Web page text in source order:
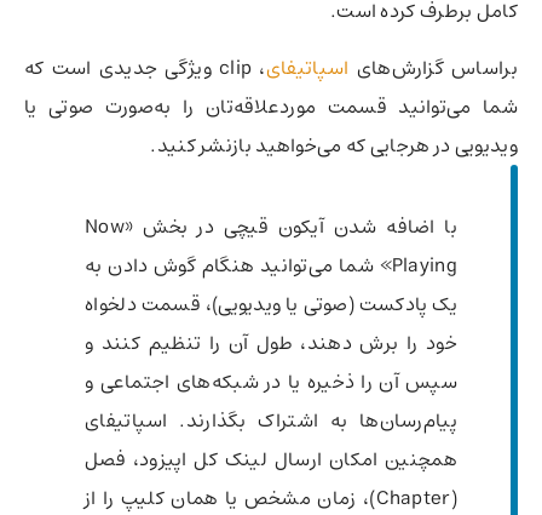
کامل برطرف کرده است.
براساس گزارش‌های اسپاتیفای
، clip ویژگی جدیدی است که
شما می‌توانید قسمت موردعلاقه‌تان را به‌صورت صوتی یا
ویدیویی در هرجایی که می‌خواهید بازنشر کنید.
با اضافه شدن آیکون قیچی در بخش «Now
Playing» شما می‌توانید هنگام گوش دادن به
یک پادکست (صوتی یا ویدیویی)، قسمت دلخواه
خود را برش دهند، طول آن را تنظیم کنند و
سپس آن را ذخیره یا در شبکه‌های اجتماعی و
پیام‌رسان‌ها به اشتراک بگذارند. اسپاتیفای
همچنین امکان ارسال لینک کل اپیزود، فصل
(Chapter)، زمان مشخص یا همان کلیپ را از